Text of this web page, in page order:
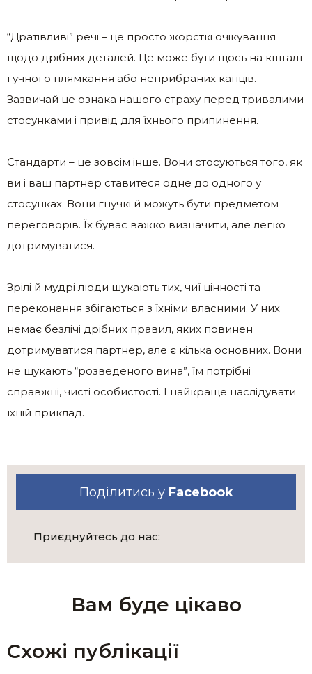
“Дратівливі” речі – це просто жорсткі очікування
щодо дрібних деталей. Це може бути щось на кшталт
гучного плямкання або неприбраних капців.
Зазвичай це ознака нашого страху перед тривалими
стосунками і привід для їхнього припинення.
Стандарти – це зовсім інше. Вони стосуються того, як
ви і ваш партнер ставитеся одне до одного у
стосунках. Вони гнучкі й можуть бути предметом
переговорів. Їх буває важко визначити, але легко
дотримуватися.
Зрілі й мудрі люди шукають тих, чиї цінності та
переконання збігаються з їхніми власними. У них
немає безлічі дрібних правил, яких повинен
дотримуватися партнер, але є кілька основних. Вони
не шукають “розведеного вина”, їм потрібні
справжні, чисті особистості. І найкраще наслідувати
їхній приклад.
Поділитись у Facebook
Приєднуйтесь до нас:
Вам буде цікаво
Схожі публікації